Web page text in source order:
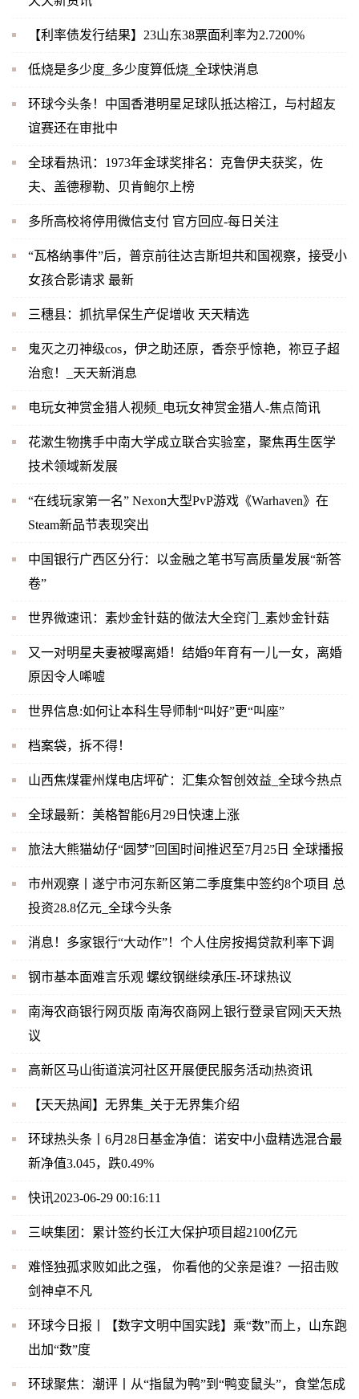
【利率债发行结果】23山东38票面利率为2.7200%
低烧是多少度_多少度算低烧_全球快消息
环球今头条！中国香港明星足球队抵达榕江，与村超友
谊赛还在审批中
全球看热讯：1973年金球奖排名：克鲁伊夫获奖，佐
夫、盖德穆勒、贝肯鲍尔上榜
多所高校将停用微信支付 官方回应-每日关注
“瓦格纳事件”后，普京前往达吉斯坦共和国视察，接受小
女孩合影请求 最新
三穗县：抓抗旱保生产促增收 天天精选
鬼灭之刃神级cos，伊之助还原，香奈乎惊艳，祢豆子超
治愈！_天天新消息
电玩女神赏金猎人视频_电玩女神赏金猎人-焦点简讯
花漱生物携手中南大学成立联合实验室，聚焦再生医学
技术领域新发展
“在线玩家第一名” Nexon大型PvP游戏《Warhaven》在
Steam新品节表现突出
中国银行广西区分行：以金融之笔书写高质量发展“新答
卷”
世界微速讯：素炒金针菇的做法大全窍门_素炒金针菇
又一对明星夫妻被曝离婚！结婚9年育有一儿一女，离婚
原因令人唏嘘
世界信息:如何让本科生导师制“叫好”更“叫座”
档案袋，拆不得！
山西焦煤霍州煤电店坪矿：汇集众智创效益_全球今热点
全球最新：美格智能6月29日快速上涨
旅法大熊猫幼仔“圆梦”回国时间推迟至7月25日 全球播报
市州观察丨遂宁市河东新区第二季度集中签约8个项目 总
投资28.8亿元_全球今头条
消息！多家银行“大动作”！个人住房按揭贷款利率下调
钢市基本面难言乐观 螺纹钢继续承压-环球热议
南海农商银行网页版 南海农商网上银行登录官网|天天热
议
高新区马山街道滨河社区开展便民服务活动|热资讯
【天天热闻】无界集_关于无界集介绍
环球热头条丨6月28日基金净值：诺安中小盘精选混合最
新净值3.045，跌0.49%
快讯2023-06-29 00:16:11
三峡集团：累计签约长江大保护项目超2100亿元
难怪独孤求败如此之强， 你看他的父亲是谁？一招击败
剑神卓不凡
环球今日报丨【数字文明中国实践】乘“数”而上，山东跑
出加“数”度
环球聚焦：潮评丨从“指鼠为鸭”到“鸭变鼠头”，食堂怎成